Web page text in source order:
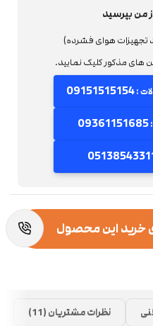
من بپرسید
تجهیزات هوای فشرده)
مذکور کلیک نمایید.
:
09151515154
:
09361151685
خرید این محصول
نظرات مشتریان (11)